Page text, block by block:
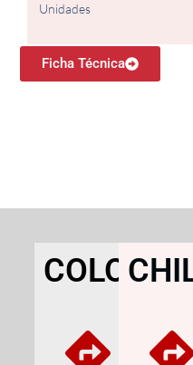
Unidades
Ficha Técnica